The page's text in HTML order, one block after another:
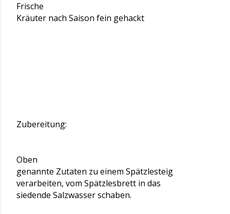
Frische
Kräuter nach Saison fein gehackt
Zubereitung:
Oben
genannte Zutaten zu einem Spätzlesteig
verarbeiten, vom Spätzlesbrett in das
siedende Salzwasser schaben.